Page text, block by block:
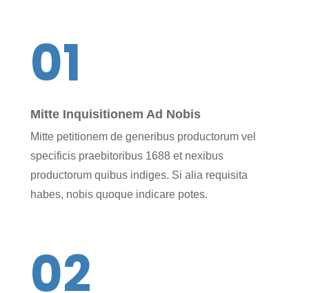
01
Mitte Inquisitionem Ad Nobis
Mitte petitionem de generibus productorum vel
specificis praebitoribus 1688 et nexibus
productorum quibus indiges. Si alia requisita
habes, nobis quoque indicare potes.
02